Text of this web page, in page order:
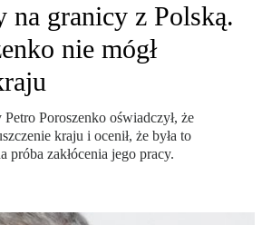
na granicy z Polską.
nie mógł
Poroszenko oświadczył, że
kraju i ocenił, że była to
zakłócenia jego pracy.